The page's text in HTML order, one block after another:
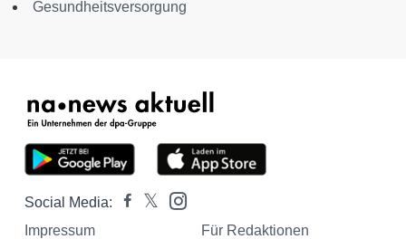
Gesundheitsversorgung
Social Media:
Impressum
Für Redaktionen